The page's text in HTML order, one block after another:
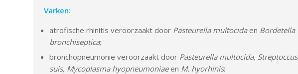
Varken:
atrofische rhinitis veroorzaakt door Pasteurella multocidaen Bordetella
bronchiseptica;
bronchopneumonie veroorzaakt door Pasteurella multocida, Streptoccus
suis, Mycoplasma hyopneumoniaeen M. hyorhinis;